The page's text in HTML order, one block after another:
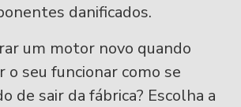
danificados.
um motor novo quando
o seu funcionar como se
de sair da fábrica? Escolha a